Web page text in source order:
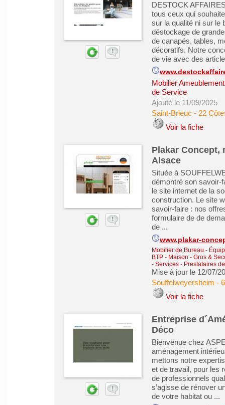
DESTOCK
tous ceux qui
sur la qualité ni sur le
déstockage de
de canapés, tables,
décoratifs. Notre
de vie avec des
Mobilier
de Service
Ajouté le 11/09/2025
Saint-Brieuc - 22
Voir la fiche
Plakar Concept,
Alsace
Située à
démontré son savoir-
le site internet de la
construction. Le site
savoir-faire : nos
formulaire de de
de ...
www.plakar-
Mobilier de Bureau -
BTP - Maison - Gros &
- Services - Prestataires
Mise à jour le 12/07/
Souffelweyersheim -
Voir la fiche
Entreprise
Déco
Bienvenue chez
aménagement
mettons notre
et de travail, pour les
de professionnels
s’agisse de rénover
de votre habitat ou ...